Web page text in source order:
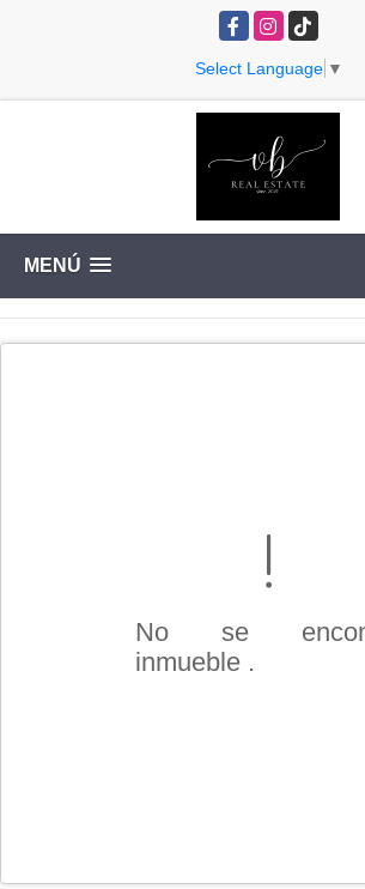
FacebookInstagram
TikTok
Select Language ▼
MENÚ
No se
inmueble .